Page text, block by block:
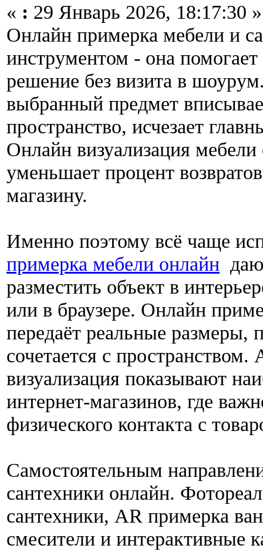
« : 29 Январь 2026, 18:17:30 »
Онлайн примерка мебели и
инструментом - она
решение без визита в
выбранный предмет
пространство, исчезает
Онлайн визуализация
уменьшает процент
магазину.
Именно поэтому всё чаще
примерка мебели онлайн
разместить объект в
или в браузере. Онлайн
передаёт реальные размеры,
сочетается с
визуализация показывают
интернет-магазинов, где
физического контакта с
Самостоятельным
сантехники онлайн.
сантехники, AR примерка
смесители и интерактивные